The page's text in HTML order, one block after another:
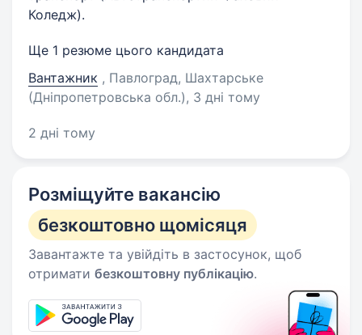
Коледж).
Ще 1 резюме цього кандидата
Вантажник , Павлоград, Шахтарське
(Дніпропетровська обл.), 3 дні тому
2 дні тому
Розміщуйте вакансію
безкоштовно щомісяця
Завантажте та увійдіть в застосунок, щоб
отримати безкоштовну публікацію.